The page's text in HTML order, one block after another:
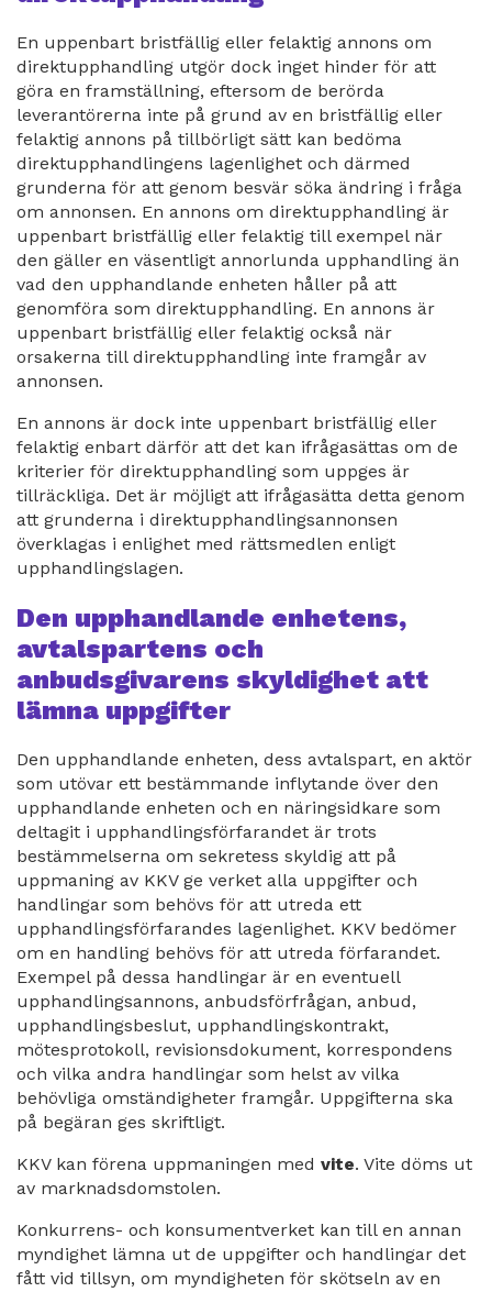
En uppenbart bristfällig eller felaktig annons om
direktupphandling utgör dock inget hinder för att
göra en framställning, eftersom de berörda
leverantörerna inte på grund av en bristfällig eller
felaktig annons på tillbörligt sätt kan bedöma
direktupphandlingens lagenlighet och därmed
grunderna för att genom besvär söka ändring i fråga
om annonsen. En annons om direktupphandling är
uppenbart bristfällig eller felaktig till exempel när
den gäller en väsentligt annorlunda upphandling än
vad den upphandlande enheten håller på att
genomföra som direktupphandling. En annons är
uppenbart bristfällig eller felaktig också när
orsakerna till direktupphandling inte framgår av
annonsen.
En annons är dock inte uppenbart bristfällig eller
felaktig enbart därför att det kan ifrågasättas om de
kriterier för direktupphandling som uppges är
tillräckliga. Det är möjligt att ifrågasätta detta genom
att grunderna i direktupphandlingsannonsen
överklagas i enlighet med rättsmedlen enligt
upphandlingslagen.
Den upphandlande enhetens,
avtalspartens och
anbudsgivarens skyldighet att
lämna uppgifter
Den upphandlande enheten, dess avtalspart, en aktör
som utövar ett bestämmande inflytande över den
upphandlande enheten och en näringsidkare som
deltagit i upphandlingsförfarandet är trots
bestämmelserna om sekretess skyldig att på
uppmaning av KKV ge verket alla uppgifter och
handlingar som behövs för att utreda ett
upphandlingsförfarandes lagenlighet. KKV bedömer
om en handling behövs för att utreda förfarandet.
Exempel på dessa handlingar är en eventuell
upphandlingsannons, anbudsförfrågan, anbud,
upphandlingsbeslut, upphandlingskontrakt,
mötesprotokoll, revisionsdokument, korrespondens
och vilka andra handlingar som helst av vilka
behövliga omständigheter framgår. Uppgifterna ska
på begäran ges skriftligt.
KKV kan förena uppmaningen med vite. Vite döms ut
av marknadsdomstolen.
Konkurrens- och konsumentverket kan till en annan
myndighet lämna ut de uppgifter och handlingar det
fått vid tillsyn, om myndigheten för skötseln av en